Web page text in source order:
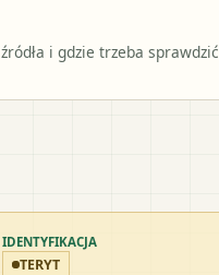
i gdzie trzeba sprawdzić
IDENTYFIKACJA
TERYT